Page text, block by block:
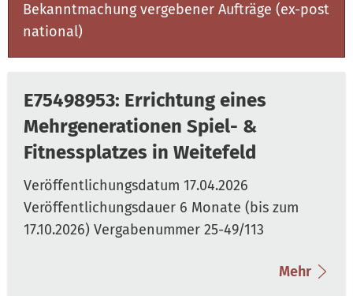
Bekanntmachung vergebener Aufträge (ex-post
national)
E75498953: Errichtung eines
Mehrgenerationen Spiel- &
Fitnessplatzes in Weitefeld
Mehr